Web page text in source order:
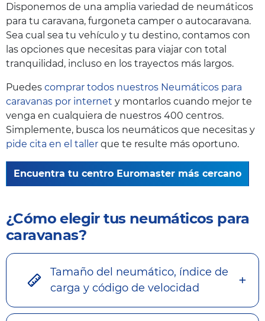
Disponemos de una amplia variedad de neumáticos
para tu caravana, furgoneta camper o autocaravana.
Sea cual sea tu vehículo y tu destino, contamos con
las opciones que necesitas para viajar con total
tranquilidad, incluso en los trayectos más largos.
Puedes comprar todos nuestros Neumáticos para
caravanas por internet y montarlos cuando mejor te
venga en cualquiera de nuestros 400 centros.
Simplemente, busca los neumáticos que necesitas y
pide cita en el taller que te resulte más oportuno.
Encuentra tu centro Euromaster más cercano
¿Cómo elegir tus neumáticos para
caravanas?
Tamaño del neumático, índice de
carga y código de velocidad